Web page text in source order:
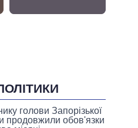
голови Запорізької
продовжили обов'язки